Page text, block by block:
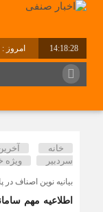
14:18:28 امروز
خانه
سردبیر
ویژه
بیانیه نوین اصناف
اطلاعیه مهم